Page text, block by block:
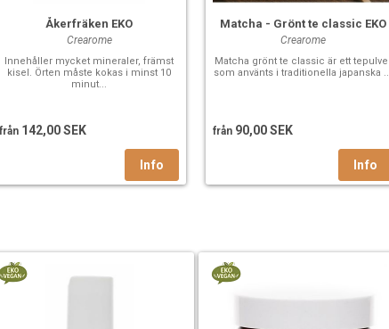
Åkerfräken EKO
Crearome
Innehåller mycket mineraler, främst
kisel. Örten måste kokas i minst 10
minut...
från 142,00 SEK
Matcha - Grönt te classic EKO
Crearome
Matcha grönt te classic är ett
som använts i traditionella japanska
från 90,00 SEK